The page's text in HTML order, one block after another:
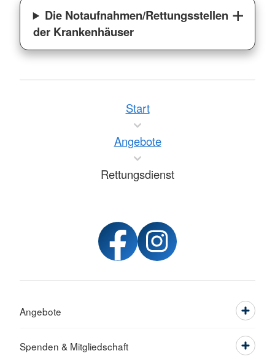
Die Notaufnahmen/Rettungsstellen
der Krankenhäuser
Start
Angebote
Rettungsdienst
Angebote
Spenden & Mitgliedschaft